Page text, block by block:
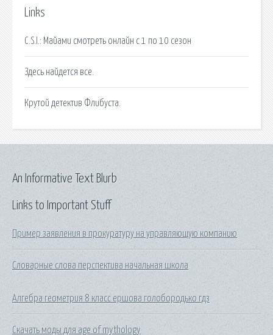
Links
C.S.I.: Майами смотреть онлайн с 1 по 10 сезон
Здесь найдется все.
Крутой детектив Флибуста.
Links to Important Stuff
Пример заявления в прокуратуру на управляющую компанию
Словарные слова перспектива начальная школа
Алгебра геометрия 8 класс ершова голобородько гдз
Скачать моды для age of mythology
An Informative Text Blurb